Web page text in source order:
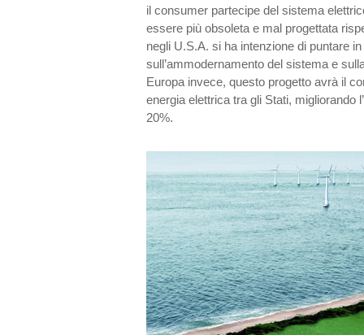
il consumer partecipe del sistema
essere più obsoleta e mal progettata
negli U.S.A. si ha intenzione di puntare
sull’ammodernamento del sistema e
Europa invece, questo progetto avrà il
energia elettrica tra gli Stati, migliorando
20%.